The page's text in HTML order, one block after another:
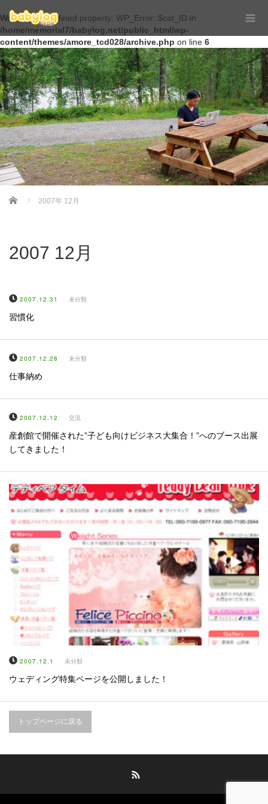
Warning: Undefined property: WP_Error::$cat_ID in
/home/memorial7/babylog.net/public_html/wp-
content/themes/amore_tcd028/archive.php on line 6
Home 2007年 12月
2007 12月
2007.12.31 未分類
習慣化
2007.12.28 未分類
仕事納め
2007.12.12 交流
産創館で開催された”子ども向けビジネス大集合！”へのブース出展
してきました！
2007.12.1 未分類
ウェディング特集ページを公開しました！
トップページに戻る